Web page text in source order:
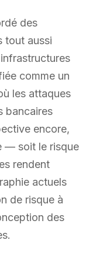
des
tout aussi
comme un
les attaques
bancaires
encore,
— soit le risque
rendent
actuels
de risque à
des